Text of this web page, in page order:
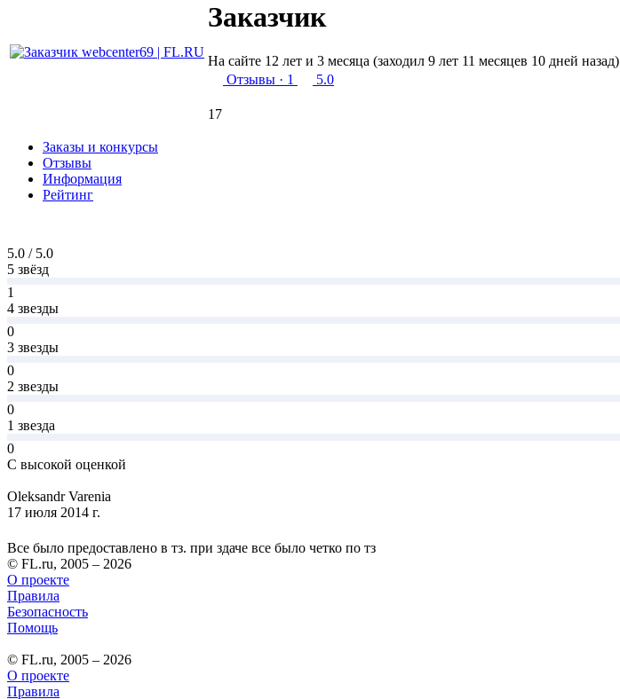
Заказчик
На сайте 12 лет и 3 месяца (заходил 9 лет 11 месяцев 10 дней назад)
Отзывы · 1 5.0
17
Заказы и конкурсы
Отзывы
Информация
Рейтинг
5.0 / 5.0
5 звёзд
1
4 звезды
0
3 звезды
0
2 звезды
0
1 звезда
0
С высокой оценкой
Oleksandr Varenia
17 июля 2014 г.
Все было предоставлено в тз. при здаче все было четко по тз
© FL.ru, 2005 – 2026
О проекте
Правила
Безопасность
Помощь
© FL.ru, 2005 – 2026
О проекте
Правила